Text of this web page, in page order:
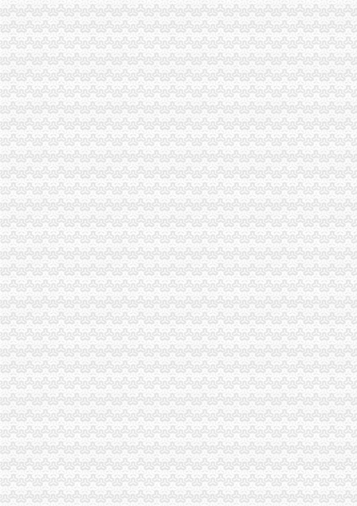
南岸局开年工作围绕“七个字”渝中区代办公司下功夫
各区县局重庆代办营业执照立足职能努力为建设主义新农村服务
陈文渝副局长对部分保险企业贯彻《重庆市渝中区工商代办合同格式条款监督
丰都局围绕“消费与环境”重庆代办公司年主题积筹备3.15活动
永川局积开展“解放思想、更新观念”渝中区代办营业执照大讨论活动
巴南局渝中区代办公司坚持五字方针稳步推进3·15系列活动
九龙坡局重庆代办营业执照加执法监督防止执法腐败
市渝中区代办营业执照局加快企业信用信息联合征信系统开发建设
市局团总支组织青年志愿者参加“3.5学雷锋”渝中区代办营业执照活动
高新区局重庆代办营业执照四项措施确保外商投资企业年检实地检查工作顺利
全系统三个单位分别被评为全国和全市重庆代办公司三八红旗集体
江北区消委发出“3.15”渝中区代办公司消费预
江津局渝中区代办公司多项措施推进3.15宣活动
璧山局渝中区代办公司三项措施延伸注册登记职能方便企业
南岸局、经开区局联办的渝中区工商代办3.15维权新闻直通车活动呈现三大亮点
璧山局积做好“两会”重庆代办营业执照期间信访稳定工作
梁平局加大对广告监测的重庆代办营业执照力度
市渝中区代办营业执照消委周一至周三律师坐班为消费者提供法律服务
云县消委建立公用企业重点企业联系会议制度
市渝中区工商代办局采取措施规范全系统执法收费行为
沙坪坝局重庆代办营业执照六项措施化学校周边环境整
垫江局五项措施积开展“3•15”重庆代办公司活动
璧山局四措并举深入开展整顿酒类市重庆代办公司场
秀山局化监管力保“两会”重庆代办公司期间食品安全
多家媒体对巴南花溪工商所快速处理消费申诉进行跟踪报道
开县局胡亚玲荣获2005年全国“三八红旗手”重庆代办公司称号
石柱局重庆代办公司化措施切实提高食品安全监管效能
市渝中区工商代办局召开2005年市局领导班子述职测评会
市渝中区工商代办局直属机关妇委会组织女职工登山活动
市重庆代办营业执照局四项措施切实维护消费者合法权益